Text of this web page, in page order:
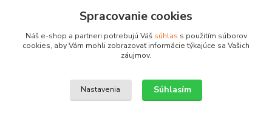
leksunsro@gmail.com
Upravit sběr cookies.
Spracovanie cookies
Náš e-shop a partneri potrebujú Váš súhlas s použitím súborov
cookies, aby Vám mohli zobrazovať informácie týkajúce sa Vašich
záujmov.
Nastavenia Súhlasím